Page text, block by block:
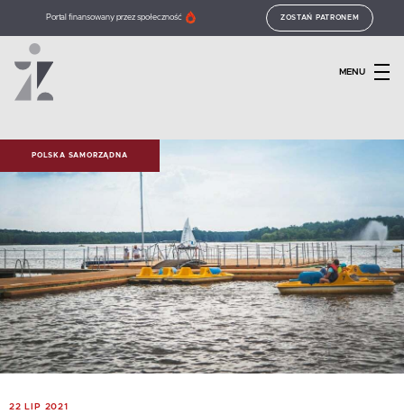
Portal finansowany przez społeczność ZOSTAŃ PATRONEM
MENU
POLSKA SAMORZĄDNA
22 LIP 2021